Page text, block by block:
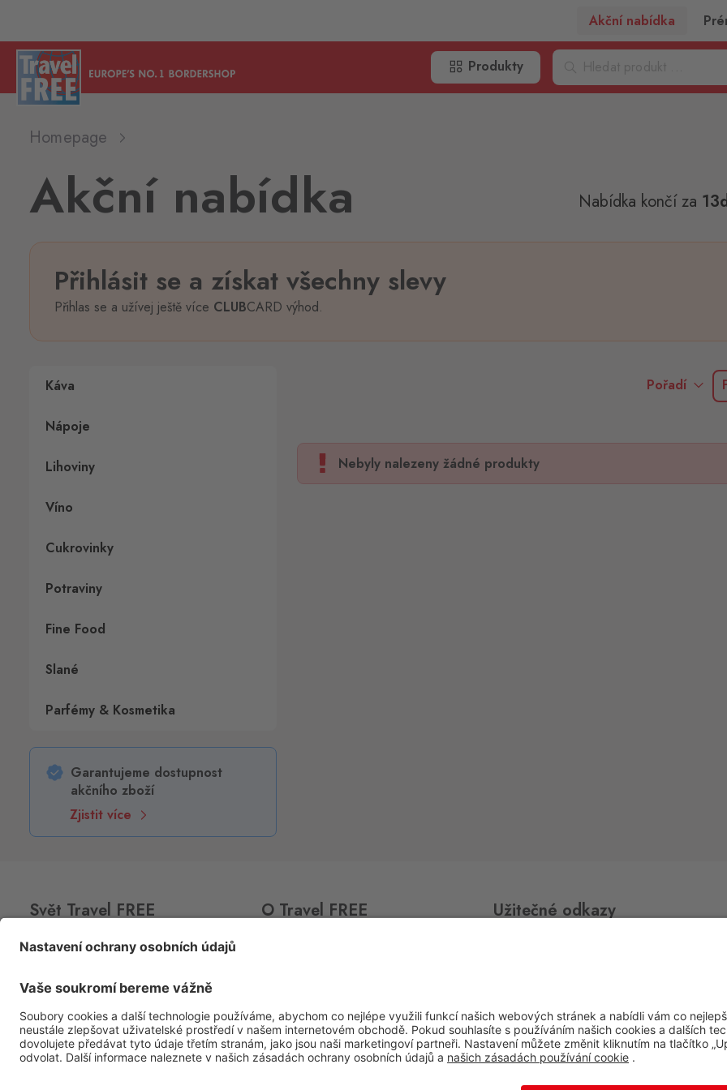
Akční nabídka
Produkty
Homepage
Akční nabídka Nabídka končí za 13
Přihlásit se a získat všechny slevy
Přihlas se a užívej ještě více CLUBCARD výhod.
Káva
Nápoje
Lihoviny
Víno
Cukrovinky
Potraviny
Fine Food
Slané
Parfémy & Kosmetika
Garantujeme dostupnost
akčního zboží
Zjistit více
Pořadí
Nebyly nalezeny žádné produkty
Svět Travel FREE
CLUBCARD
Prémiové lihoviny
Sortiment
O Travel FREE
Kontakty
Užitečné odkazy